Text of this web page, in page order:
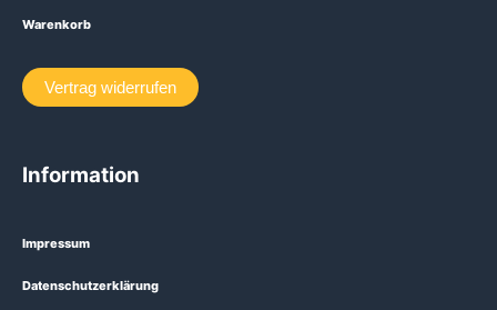
Warenkorb
Vertrag widerrufen
Information
Impressum
Datenschutzerklärung